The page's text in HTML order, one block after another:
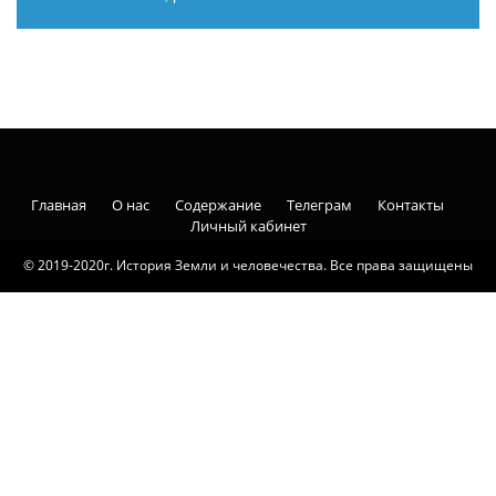
© 2019-2020г. История Земли и человечества. Все права защищены
Главная О нас Содержание Телеграм
Контакты
Личный кабинет